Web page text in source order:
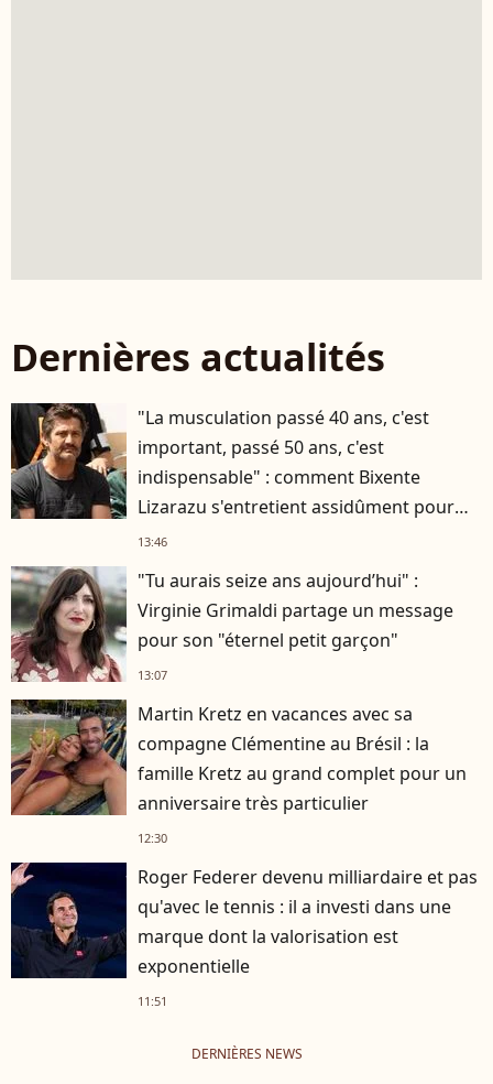
Dernières actualités
"La musculation passé 40 ans, c'est
important, passé 50 ans, c'est
indispensable" : comment Bixente
Lizarazu s'entretient assidûment pour
rester musclé à 56 ans ?
13:46
"Tu aurais seize ans aujourd’hui" :
Virginie Grimaldi partage un message
pour son "éternel petit garçon"
13:07
Martin Kretz en vacances avec sa
compagne Clémentine au Brésil : la
famille Kretz au grand complet pour un
anniversaire très particulier
12:30
Roger Federer devenu milliardaire et pas
qu'avec le tennis : il a investi dans une
marque dont la valorisation est
exponentielle
11:51
DERNIÈRES NEWS